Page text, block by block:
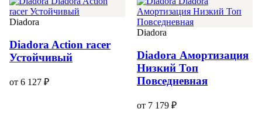
Diadora
Diadora Action racer
Устойчивый
от 6 127 ₽
Diadora
Diadora Амортизация
Низкий Топ
Повседневная
от 7 179 ₽